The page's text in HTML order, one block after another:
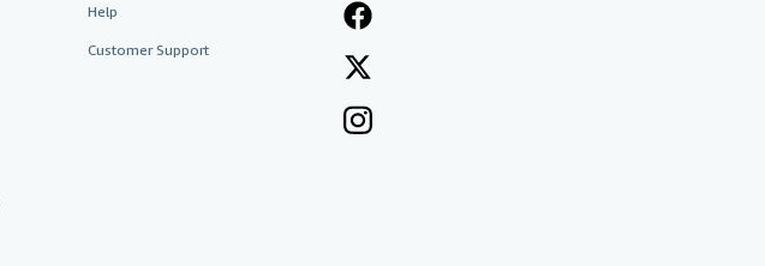
Help
Customer Support